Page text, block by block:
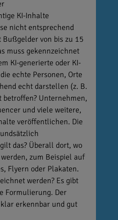
KI-Inhalte
nicht entsprechend
von bis zu 15
muss gekennzeichnet
KI-generierte oder KI-
echte Personen, Orte
echt darstellen (z. B.
betroffen? Unternehmen,
und viele weitere,
veröffentlichen. Die
das? Überall dort, wo
zum Beispiel auf
Flyern oder Plakaten.
werden? Es gibt
Formulierung. Der
erkennbar und gut